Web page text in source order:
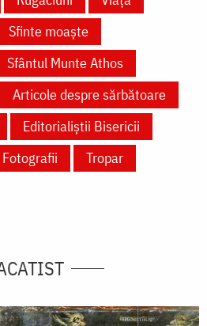
Sfinte moaște
Sfântul Munte Athos
Articole despre sărbătoare
Editorialiștii Bisericii
Fotografii
Tropar